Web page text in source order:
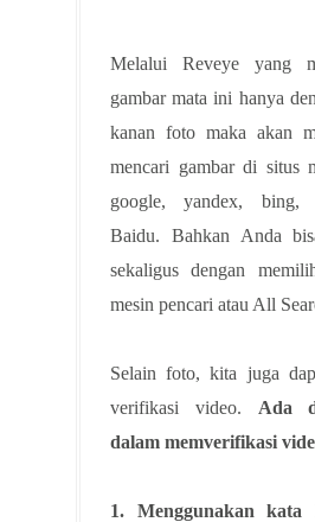
Melalui Reveye yang
gambar mata ini hanya
kanan foto maka akan
mencari gambar di situs
google, yandex, bing,
Baidu. Bahkan Anda
sekaligus dengan
mesin pencari atau All
Selain foto, kita juga
verifikasi video. Ada
dalam memverifikasi
1. Menggunakan